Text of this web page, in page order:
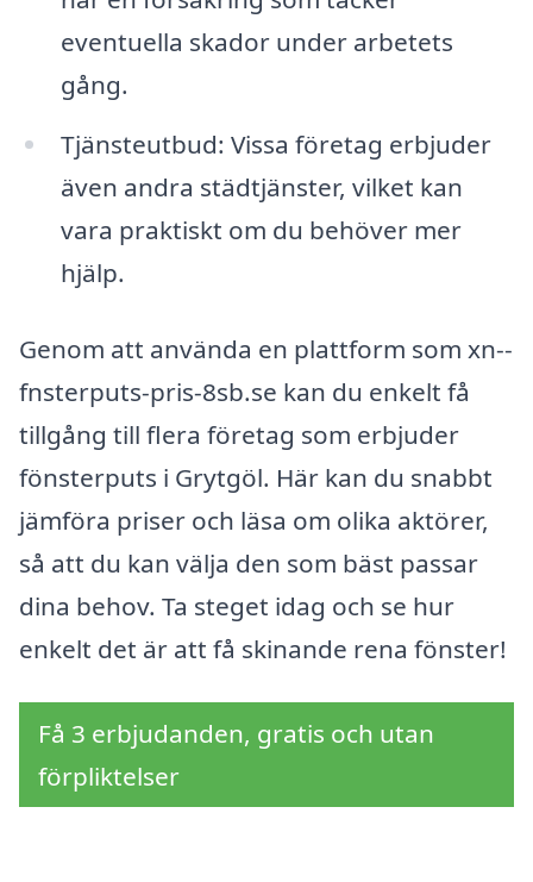
eventuella skador under arbetets
gång.
Tjänsteutbud: Vissa företag erbjuder
även andra städtjänster, vilket kan
vara praktiskt om du behöver mer
hjälp.
Genom att använda en plattform som xn--
fnsterputs-pris-8sb.se kan du enkelt få
tillgång till flera företag som erbjuder
fönsterputs i Grytgöl. Här kan du snabbt
jämföra priser och läsa om olika aktörer,
så att du kan välja den som bäst passar
dina behov. Ta steget idag och se hur
enkelt det är att få skinande rena fönster!
Få 3 erbjudanden, gratis och utan
förpliktelser